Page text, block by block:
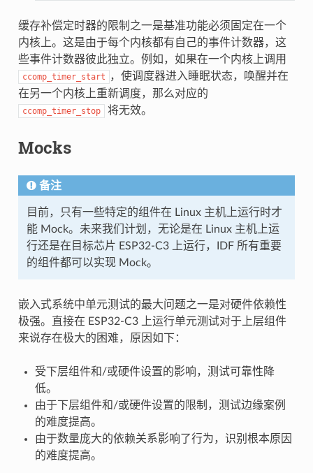
缓存补偿定时器的限制之一是基准功能必须固定在一个
内核上。这是由于每个内核都有自己的事件计数器，这
些事件计数器彼此独立。例如，如果在一个内核上调用
ccomp_timer_start
，使调度器进入睡眠状态，唤醒并在
在另一个内核上重新调度，那么对应的
ccomp_timer_stop 将无效。
Mocks
备注
目前，只有一些特定的组件在 Linux 主机上运行时才
能 Mock。未来我们计划，无论是在 Linux 主机上运
行还是在目标芯片 ESP32-C3 上运行，IDF 所有重要
的组件都可以实现 Mock。
嵌入式系统中单元测试的最大问题之一是对硬件依赖性
极强。直接在 ESP32-C3 上运行单元测试对于上层组件
来说存在极大的困难，原因如下：
受下层组件和/或硬件设置的影响，测试可靠性降
低。
由于下层组件和/或硬件设置的限制，测试边缘案例
的难度提高。
由于数量庞大的依赖关系影响了行为，识别根本原因
的难度提高。